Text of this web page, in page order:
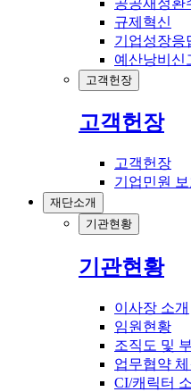
규제혁신
기업성장응
예산낭비신
고객헌장
고객헌장
고객헌장
기업민원
재단소개
기관현황
기관현황
이사장 소개
임원현황
조직도 및
업무협약
CI/캐릭터